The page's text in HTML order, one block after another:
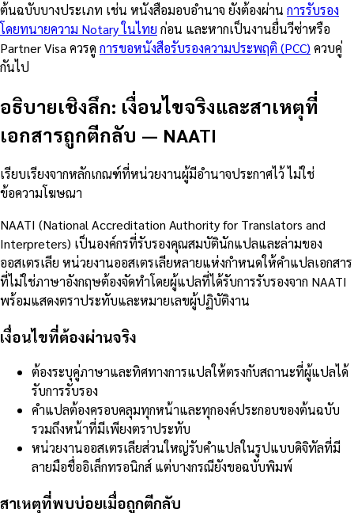
ต้นฉบับบางประเภท เช่น หนังสือมอบอำนาจ ยังต้องผ่าน การรับรอง
โดยทนายความ Notary ในไทย ก่อน และหากเป็นงานยื่นวีซ่าหรือ
Partner Visa ควรดู การขอหนังสือรับรองความประพฤติ (PCC) ควบคู่
กันไป
อธิบายเชิงลึก: เงื่อนไขจริงและสาเหตุที่
เอกสารถูกตีกลับ — NAATI
เรียบเรียงจากหลักเกณฑ์ที่หน่วยงานผู้มีอำนาจประกาศไว้ ไม่ใช่
ข้อความโฆษณา
NAATI (National Accreditation Authority for Translators and
Interpreters) เป็นองค์กรที่รับรองคุณสมบัตินักแปลและล่ามของ
ออสเตรเลีย หน่วยงานออสเตรเลียหลายแห่งกำหนดให้คำแปลเอกสาร
ที่ไม่ใช่ภาษาอังกฤษต้องจัดทำโดยผู้แปลที่ได้รับการรับรองจาก NAATI
พร้อมแสดงตราประทับและหมายเลขผู้ปฏิบัติงาน
เงื่อนไขที่ต้องผ่านจริง
ต้องระบุคู่ภาษาและทิศทางการแปลให้ตรงกับสถานะที่ผู้แปลได้
รับการรับรอง
คำแปลต้องครอบคลุมทุกหน้าและทุกองค์ประกอบของต้นฉบับ
รวมถึงหน้าที่มีเพียงตราประทับ
หน่วยงานออสเตรเลียส่วนใหญ่รับคำแปลในรูปแบบดิจิทัลที่มี
ลายมือชื่ออิเล็กทรอนิกส์ แต่บางกรณียังขอฉบับพิมพ์
สาเหตุที่พบบ่อยเมื่อถูกตีกลับ